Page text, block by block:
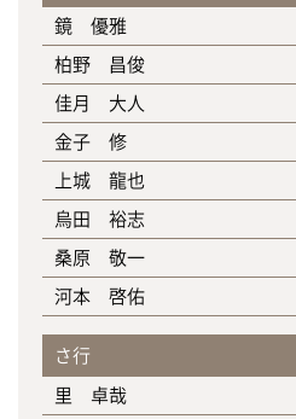
鏡 優雅
柏野 昌俊
佳月 大人
金子 修
上城 龍也
烏田 裕志
桑原 敬一
河本 啓佑
さ行
里 卓哉